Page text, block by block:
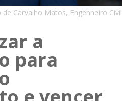
de Carvalho Matos, Engenheiro Civil
a
para